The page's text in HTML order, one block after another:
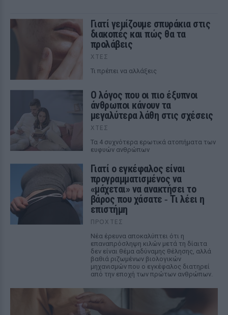
Γιατί γεμίζουμε σπυράκια στις
διακοπές και πώς θα τα
προλάβεις
ΧΤΕΣ
Τι πρέπει να αλλάξεις
Ο λόγος που οι πιο έξυπνοι
άνθρωποι κάνουν τα
μεγαλύτερα λάθη στις σχέσεις
ΧΤΕΣ
Τα 4 συχνότερα ερωτικά ατοπήματα των
ευφυών ανθρώπων
Γιατί ο εγκέφαλος είναι
προγραμματισμένος να
«μάχεται» να ανακτήσει το
βάρος που χάσατε ‑ Τι λέει η
επιστήμη
ΠΡΟΧΤΈΣ
Νέα έρευνα αποκαλύπτει ότι η
επαναπρόσληψη κιλών μετά τη δίαιτα
δεν είναι θέμα αδύναμης θέλησης, αλλά
βαθιά ριζωμένων βιολογικών
μηχανισμών που ο εγκέφαλος διατηρεί
από την εποχή των πρώτων ανθρώπων.